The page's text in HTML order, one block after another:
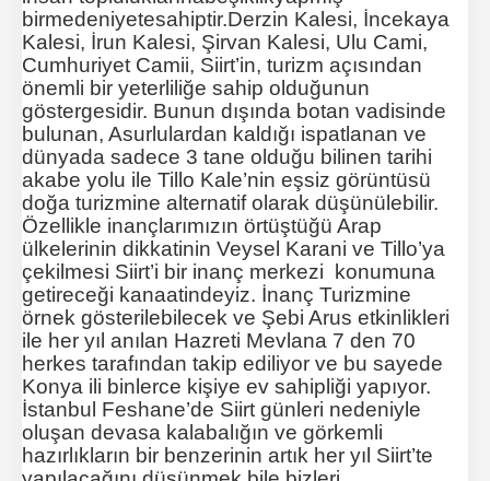
birmedeniyetesahiptir.Derzin Kalesi, İncekaya
Kalesi, İrun Kalesi, Şirvan Kalesi, Ulu Cami,
Cumhuriyet Camii, Siirt’in, turizm açısından
önemli bir yeterliliğe sahip olduğunun
göstergesidir. Bunun dışında botan vadisinde
bulunan, Asurlulardan kaldığı ispatlanan ve
dünyada sadece 3 tane olduğu bilinen tarihi
akabe yolu ile Tillo Kale’nin eşsiz görüntüsü
doğa turizmine alternatif olarak düşünülebilir.
Özellikle inançlarımızın örtüştüğü Arap
ülkelerinin dikkatinin Veysel Karani ve Tillo’ya
çekilmesi Siirt’i bir inanç merkezi konumuna
getireceği kanaatindeyiz. İnanç Turizmine
örnek gösterilebilecek ve Şebi Arus etkinlikleri
ile her yıl anılan Hazreti Mevlana 7 den 70
herkes tarafından takip ediliyor ve bu sayede
Konya ili binlerce kişiye ev sahipliği yapıyor.
İstanbul Feshane’de Siirt günleri nedeniyle
oluşan devasa kalabalığın ve görkemli
hazırlıkların bir benzerinin artık her yıl Siirt’te